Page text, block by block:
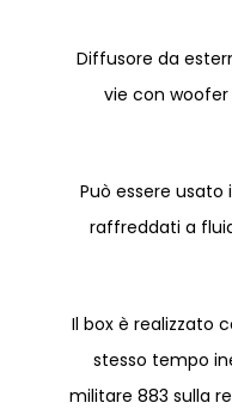
Diffusore da
vie con
Può essere
raffreddati a
Il box è realizzato
stesso tempo
militare 883 sulla